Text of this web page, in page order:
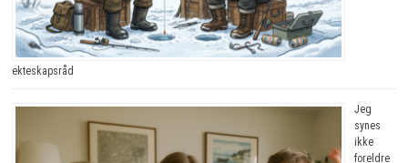
ekteskapsråd
Jeg
synes
ikke
foreldre